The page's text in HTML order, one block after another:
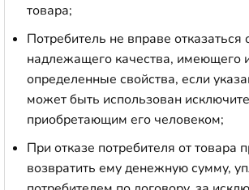
товара;
Потребитель не вправе отказаться
надлежащего качества, имеющего
определенные свойства, если
может быть использован
приобретающим его человеком;
При отказе потребителя от товара
возвратить ему денежную сумму,